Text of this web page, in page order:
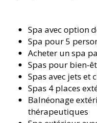
Spa avec option
Spa pour 5
Acheter un spa
Spas pour bien-
Spas avec jets et
Spas 4 places
Balnéonage
thérapeutiques